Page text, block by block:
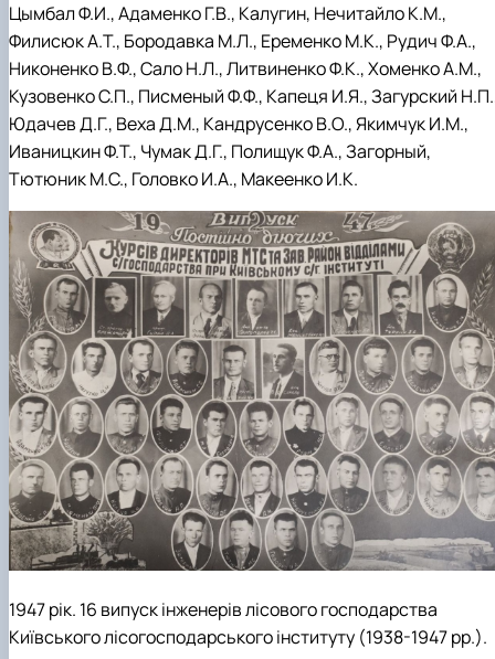
Цымбал Ф.И., Адаменко Г.В., Калугин, Нечитайло К.М.,
Филисюк А.Т., Бородавка М.Л., Еременко М.К., Рудич Ф.А.,
Никоненко В.Ф., Сало Н.Л., Литвиненко Ф.К., Хоменко А.М.,
Кузовенко С.П., Писменый Ф.Ф., Капеця И.Я., Загурский
Юдачев Д.Г., Веха Д.М., Кандрусенко В.О., Якимчук И.М.,
Иваницкин Ф.Т., Чумак Д.Г., Полищук Ф.А., Загорный,
Тютюник М.С., Головко И.А., Макеенко И.К.
1947 рік. 16 випуск інженерів лісового господарства
Київського лісогосподарського інституту (1938-1947 рр.).